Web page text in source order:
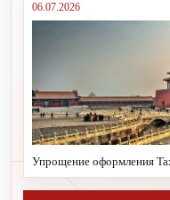
06.07.2026
Упрощение оформления